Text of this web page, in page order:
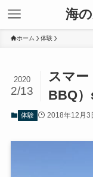
海
ホーム 体験
スマー
BBQ
2020
2/13
体験 2018年12月3